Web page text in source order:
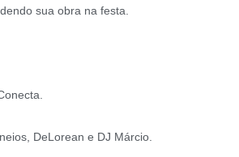
sua obra na festa.
DeLorean e DJ Márcio.